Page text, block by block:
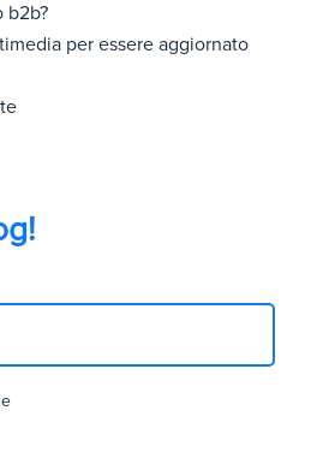
b2b?
per essere aggiornato